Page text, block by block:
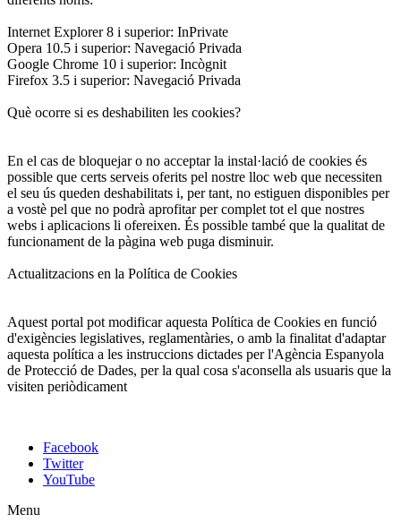
Internet Explorer 8 i superior: InPrivate
Opera 10.5 i superior: Navegació Privada
Google Chrome 10 i superior: Incògnit
Firefox 3.5 i superior: Navegació Privada
Què ocorre si es deshabiliten les cookies?
En el cas de bloquejar o no acceptar la instal·lació de cookies és
possible que certs serveis oferits pel nostre lloc web que necessiten
el seu ús queden deshabilitats i, per tant, no estiguen disponibles per
a vostè pel que no podrà aprofitar per complet tot el que nostres
webs i aplicacions li ofereixen. És possible també que la qualitat de
funcionament de la pàgina web puga disminuir.
Actualitzacions en la Política de Cookies
Aquest portal pot modificar aquesta Política de Cookies en funció
d'exigències legislatives, reglamentàries, o amb la finalitat d'adaptar
aquesta política a les instruccions dictades per l'Agència Espanyola
de Protecció de Dades, per la qual cosa s'aconsella als usuaris que la
visiten periòdicament
Facebook
Twitter
YouTube
Menu